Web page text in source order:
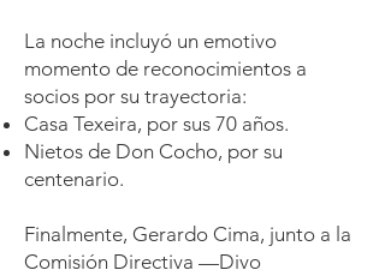
La noche incluyó un emotivo
momento de reconocimientos a
socios por su trayectoria:
Casa Texeira, por sus 70 años.
Nietos de Don Cocho, por su
centenario.
Finalmente, Gerardo Cima, junto a la
Comisión Directiva —Divo